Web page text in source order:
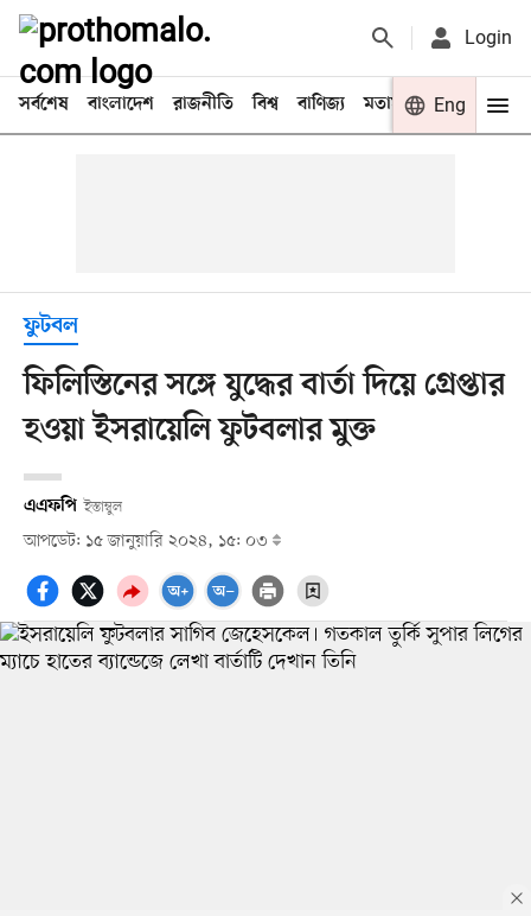
Login
সর্বশেষ বাংলাদেশ রাজনীতি বিশ্ব বাণিজ্য মতামত খেলা
Eng
ফুটবল
ফিলিস্তিনের সঙ্গে যুদ্ধের বার্তা দিয়ে গ্রেপ্তার
হওয়া ইসরায়েলি ফুটবলার মুক্ত
এএফপি ইস্তাম্বুল
আপডেট: ১৫ জানুয়ারি ২০২৪, ১৫: ০৩